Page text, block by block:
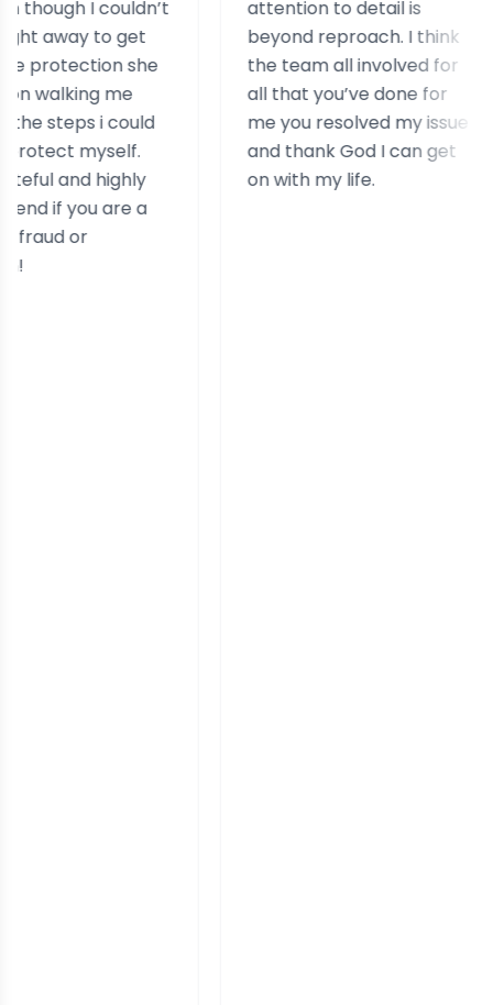
couldn’t
to get
she
me
i could
highly
are a
attention to detail is
beyond reproach. I think
the team all involved for
all that you’ve done for
me you resolved my issue
and thank God I can get
on with my life.